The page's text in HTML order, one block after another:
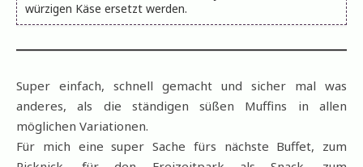
würzigen Käse ersetzt werden.
Super einfach, schnell gemacht und sicher mal was
anderes, als die ständigen süßen Muffins in allen
möglichen Variationen.
Für mich eine super Sache fürs nächste Buffet, zum